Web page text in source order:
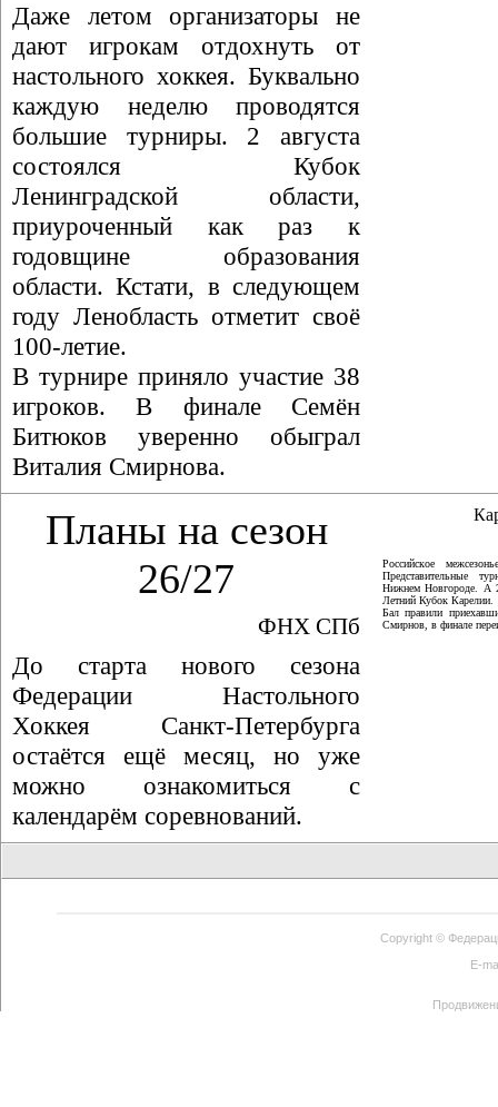
Даже летом организаторы не
дают игрокам отдохнуть от
настольного хоккея. Буквально
каждую неделю проводятся
большие турниры. 2 августа
состоялся Кубок
Ленинградской области,
приуроченный как раз к
годовщине образования
области. Кстати, в следующем
году Ленобласть отметит своё
100-летие.
В турнире приняло участие 38
игроков. В финале Семён
Битюков уверенно обыграл
Виталия Смирнова.
Планы на сезон
26/27
ФНХ СПб
До старта нового сезона
Федерации Настольного
Хоккея Санкт-Петербурга
остаётся ещё месяц, но уже
можно ознакомиться с
календарём соревнований.
Российское
Представительные
Нижнем Новгороде. А
Летний Кубок Карелии.
Бал правили
Смирнов, в финале
Copyright ©
E-